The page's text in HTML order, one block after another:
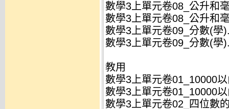
數學3上單元卷08_公升和
數學3上單元卷08_公升和
數學3上單元卷09_分數(學
數學3上單元卷09_分數(學
教用
數學3上單元卷01_10000
數學3上單元卷01_10000
數學3上單元卷02_四位數